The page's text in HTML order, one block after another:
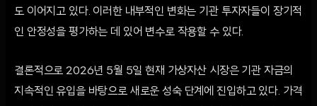
도 이어지고 있다. 이러한 내부적인 변화는 기관 투자자들이 장기적
인 안정성을 평가하는 데 있어 변수로 작용할 수 있다.
결론적으로 2026년 5월 5일 현재 가상자산 시장은 기관 자금의
지속적인 유입을 바탕으로 새로운 성숙 단계에 진입하고 있다. 가격